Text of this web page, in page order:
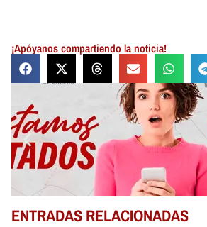
¡Apóyanos compartiendo la noticia!
ENTRADAS RELACIONADAS